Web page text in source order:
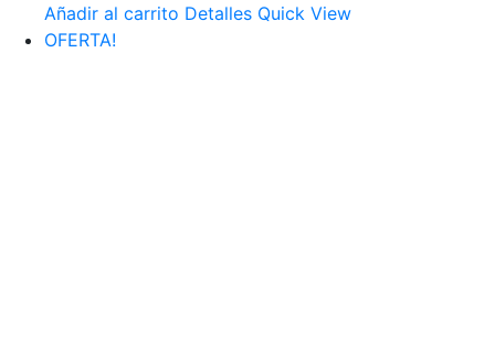
Añadir al carrito Detalles Quick View
OFERTA!